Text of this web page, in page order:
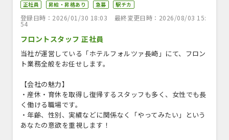
正社員 昇給・昇格あり 急募 駅チカ
登録日時：2026/01/30 18:03 最終変更日時：2026/08/03 15:
54
フロントスタッフ 正社員
当社が運営している「ホテルフォルツァ長崎」にて、フロン
ト業務全般をお任せします。
【会社の魅力】
・産休・育休を取得し復帰するスタッフも多く、女性でも長
く働ける職場です。
・年齢、性別、実績などに関係なく「やってみたい」という
あなたの意欲を重視します！